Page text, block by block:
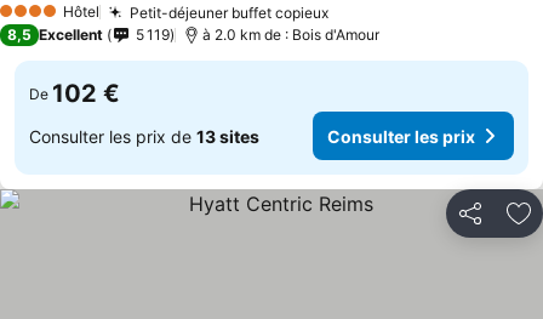
4 Étoiles Hôtel Petit-déjeuner buffet copieux
8,5 Excellent 5 119 à 2.0 km de : Bois d'Amour
De 102 €
Consulter les prix de 13 sites Consulter les prix
Partager